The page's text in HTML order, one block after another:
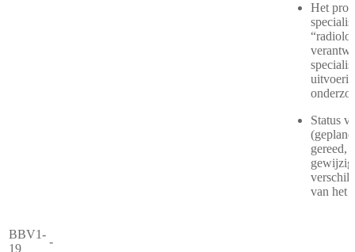
Het
Status
gereed,
van het
BBV1-
19
-